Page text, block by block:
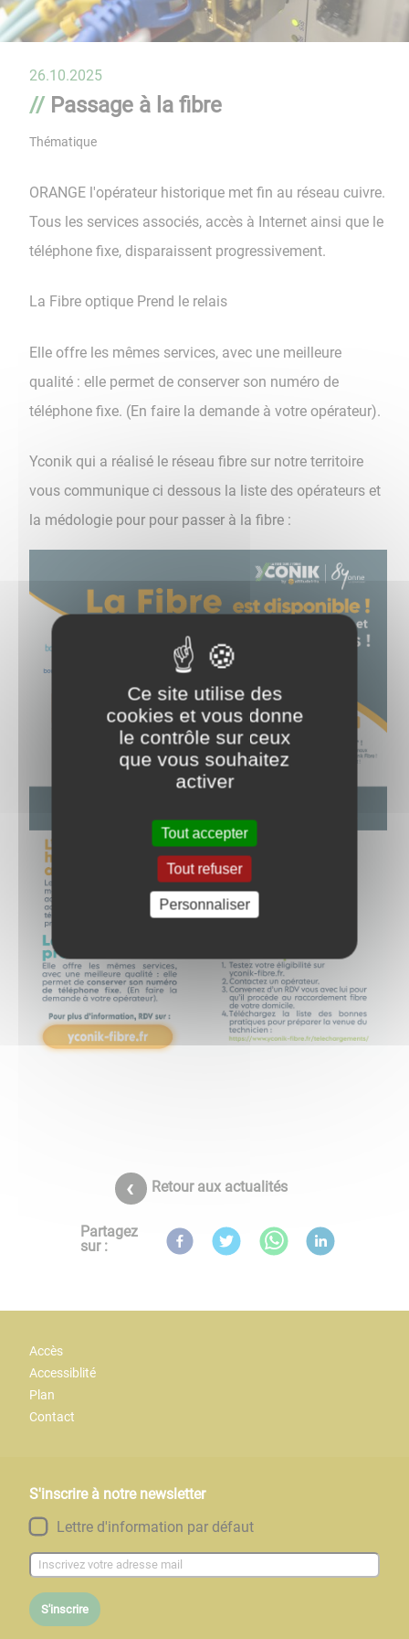
26.10.2025
Passage à la fibre
Thématique
ORANGE l'opérateur historique met fin au réseau cuivre.
Tous les services associés, accès à Internet ainsi que le
téléphone fixe, disparaissent progressivement.
La Fibre optique Prend le relais
Elle offre les mêmes services, avec une meilleure
qualité : elle permet de conserver son numéro de
téléphone fixe. (En faire la demande à votre opérateur).
Yconik qui a réalisé le réseau fibre sur notre territoire
vous communique ci dessous la liste des opérateurs et
la médologie pour pour passer à la fibre :
Retour aux actualités
Partagez
sur :
Accès
Accessiblité
Plan
Contact
S'inscrire à notre newsletter
Lettre d'information par défaut
S'inscrire
Ce site utilise des
cookies et vous donne
le contrôle sur ceux
que vous souhaitez
activer
Tout accepter
Tout refuser
Personnaliser